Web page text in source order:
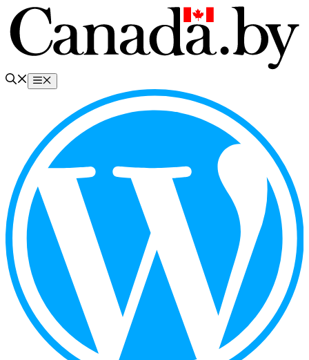
Перейти
содержимому
Меню